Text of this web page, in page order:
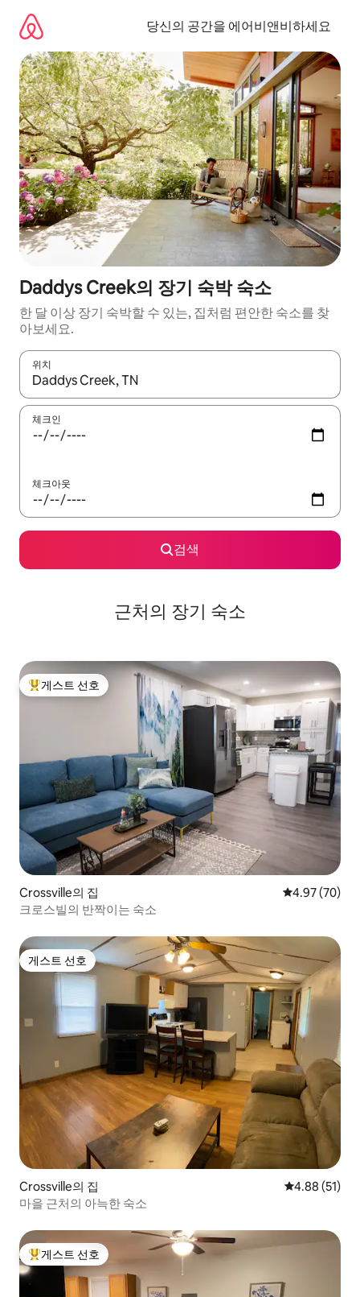
당신의 공간을 에어비앤비하세요
Daddys Creek의 장기 숙박 숙소
한 달 이상 장기 숙박할 수 있는, 집처럼 편안한 숙소를 찾
아보세요.
위치
결과가 나오면 위·아래 화살표 키를 사용하거나 터치 또는 스와이
체크인
체크아웃
검색
근처의 장기 숙소
상위 게스트 선호
게스트 선호
Crossville의 집 평점 4.97점(5
4.97 (70)
크로스빌의 반짝이는 숙소
게스트 선호
게스트 선호
Crossville의 집 평점 4.88점
4.88 (51)
마을 근처의 아늑한 숙소
상위 게스트 선호
게스트 선호